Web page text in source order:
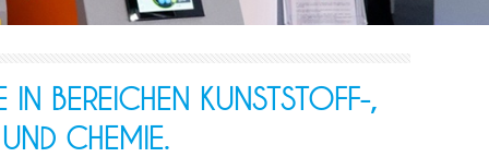
IN BEREICHEN KUNSTSTOFF-,
UND CHEMIE.